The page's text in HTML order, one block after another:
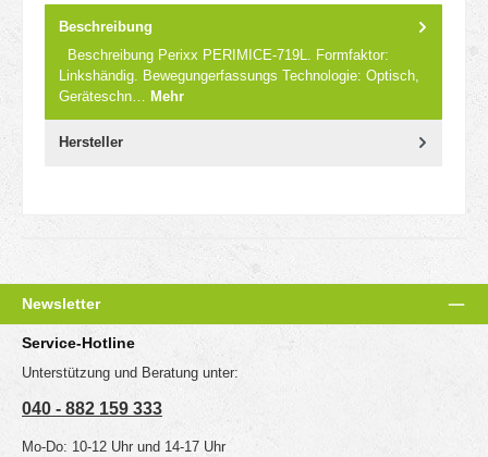
Beschreibung
Beschreibung Perixx PERIMICE-719L. Formfaktor:
Linkshändig. Bewegungerfassungs Technologie: Optisch,
Geräteschn… Mehr
Hersteller
Newsletter
Service-Hotline
Unterstützung und Beratung unter:
040 - 882 159 333
Mo-Do: 10-12 Uhr und 14-17 Uhr